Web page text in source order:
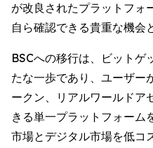
が改良されたプラットフォ
自ら確認できる貴重な機会
BSCへの移行は、ビットゲ
たな一歩であり、ユーザー
ークン、リアルワールドア
きる単一プラットフォーム
市場とデジタル市場を低コ